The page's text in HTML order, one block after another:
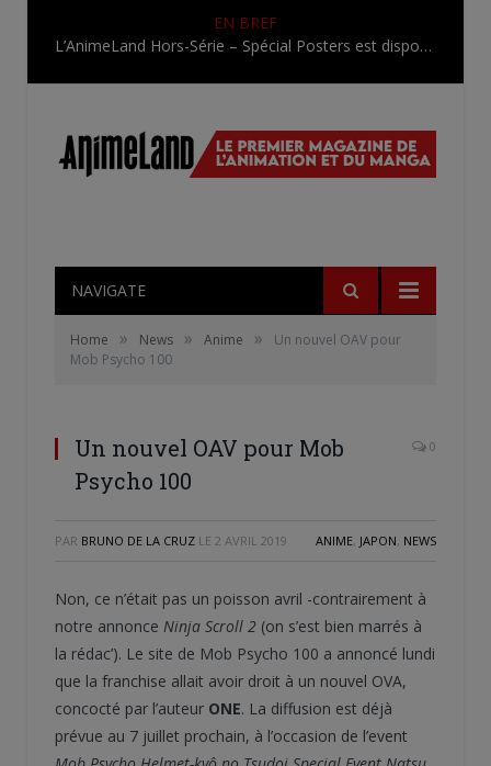
EN BREF
L’AnimeLand Hors-Série – Spécial Posters est disponible !
NAVIGATE
Home » News » Anime »
Un nouvel OAV pour
Mob Psycho 100
Un nouvel OAV pour Mob
Psycho 100
0
PAR BRUNO DE LA CRUZ LE 2 AVRIL 2019 ANIME, JAPON, NEWS
Non, ce n’était pas un poisson avril -contrairement à
notre annonce Ninja Scroll 2 (on s’est bien marrés à
la rédac’). Le site de Mob Psycho 100 a annoncé lundi
que la franchise allait avoir droit à un nouvel OVA,
concocté par l’auteur ONE. La diffusion est déjà
prévue au 7 juillet prochain, à l’occasion de l’event